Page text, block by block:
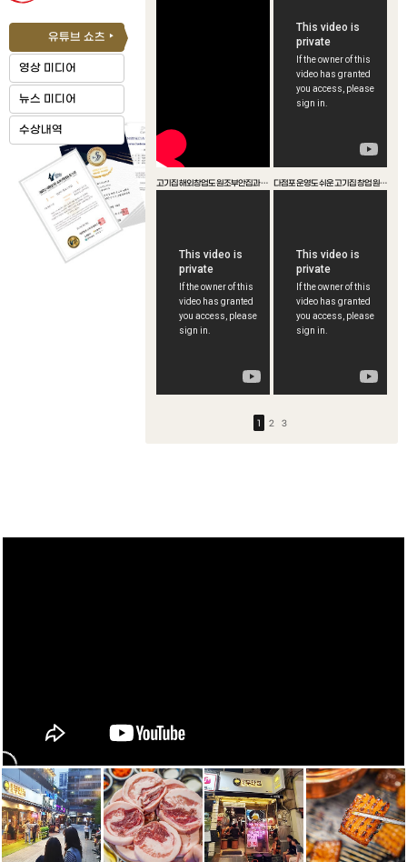
유튜브 쇼츠
영상 미디어
뉴스 미디어
수상내역